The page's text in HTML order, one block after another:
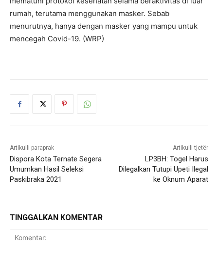
rumah, terutama menggunakan masker. Sebab
menurutnya, hanya dengan masker yang mampu untuk
mencegah Covid-19. (WRP)
Artikulli paraprak
Dispora Kota Ternate Segera
Umumkan Hasil Seleksi
Paskibraka 2021
Artikulli tjetër
LP3BH: Togel Harus
Dilegalkan Tutupi Upeti Ilegal
ke Oknum Aparat
TINGGALKAN KOMENTAR